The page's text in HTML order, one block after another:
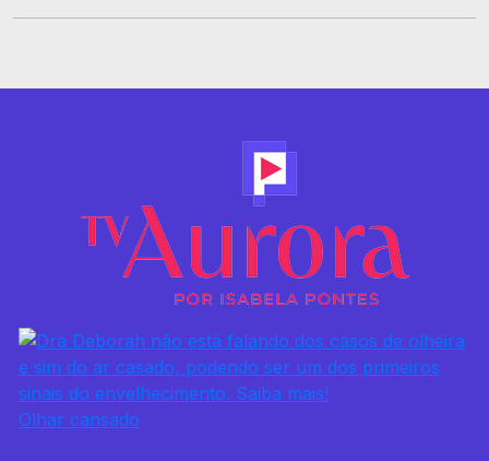
Olhar cansado